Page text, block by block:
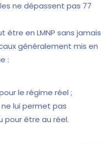
ne dépassent pas 77
être en LMNP sans jamais
généralement mis en
:
le régime réel ;
lui permet pas
pour être au réel.